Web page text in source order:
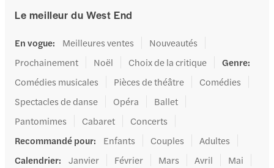
Le meilleur du West End
En vogue: Meilleures ventes
Nouveautés
Prochainement
Noël Choix de la critique Genre:
Comédies musicales
Pièces de théâtre
Comédies
Spectacles de danse
Opéra
Ballet
Pantomimes
Cabaret
Concerts
Recommandé pour: Enfants Couples
Adultes
Calendrier: Janvier Février Mars Avril
Mai